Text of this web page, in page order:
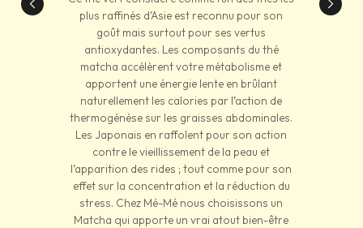
plus raffinés d’Asie est reconnu pour son
goût mais surtout pour ses vertus
antioxydantes. Les composants du thé
matcha accélèrent votre métabolisme et
apportent une énergie lente en brûlant
naturellement les calories par l’action de
thermogénèse sur les graisses abdominales.
Les Japonais en raffolent pour son action
contre le vieillissement de la peau et
l’apparition des rides ; tout comme pour son
effet sur la concentration et la réduction du
stress. Chez Mé-Mé nous choisissons un
Matcha qui apporte un vrai atout bien-être